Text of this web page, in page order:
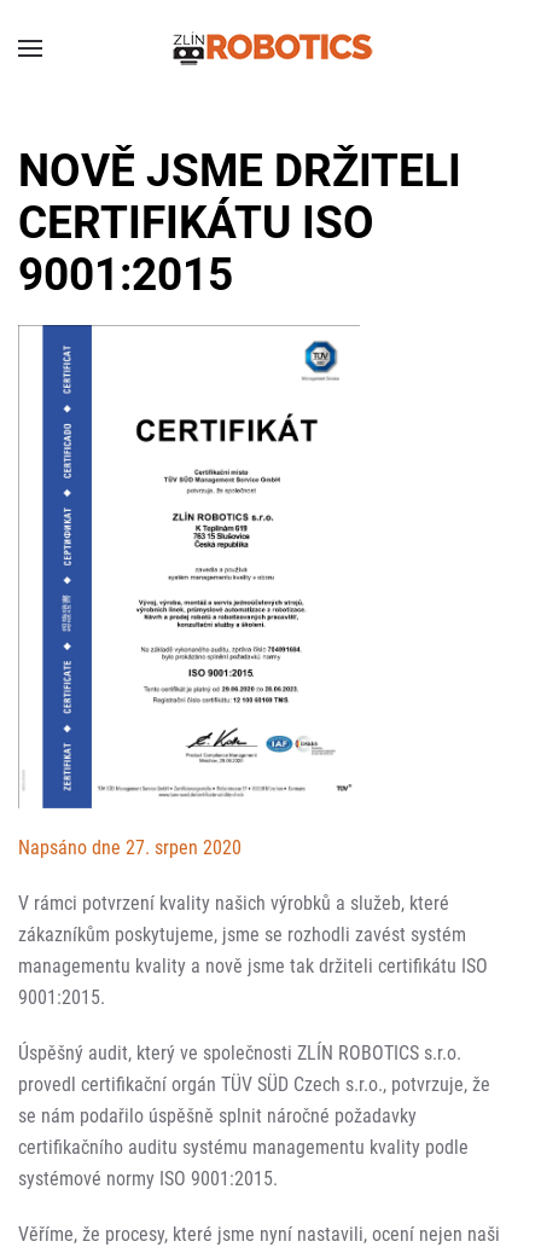
NOVĚ JSME DRŽITELI
CERTIFIKÁTU ISO
9001:2015
Napsáno dne 27. srpen 2020
V rámci potvrzení kvality našich výrobků a služeb, které
zákazníkům poskytujeme, jsme se rozhodli zavést systém
managementu kvality a nově jsme tak držiteli certifikátu ISO
9001:2015.
Úspěšný audit, který ve společnosti ZLÍN ROBOTICS s.r.o.
provedl certifikační orgán TÜV SÜD Czech s.r.o., potvrzuje, že
se nám podařilo úspěšně splnit náročné požadavky
certifikačního auditu systému managementu kvality podle
systémové normy ISO 9001:2015.
Věříme, že procesy, které jsme nyní nastavili, ocení nejen naši